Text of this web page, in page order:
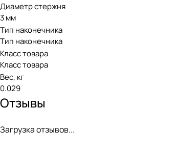
Диаметр стержня
3 мм
Тип наконечника
Тип наконечника
Класс товара
Класс товара
Вес, кг
0.029
Отзывы
Загрузка отзывов...